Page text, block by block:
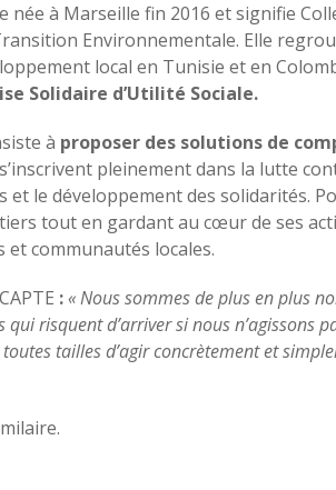
née à Marseille fin 2016 et signifie
Environnementale. Elle
local en Tunisie et en
Solidaire d’Utilité Sociale.
à proposer des solutions de
pleinement dans la lutte
et le développement des solidarités.
tout en gardant au cœur de ses
communautés locales.
:« Nous sommes de plus en plus
risquent d’arriver si nous n’agissons
tailles d’agir concrètement et